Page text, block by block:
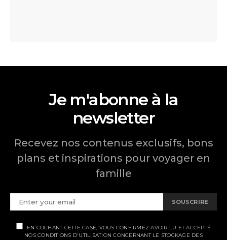
Je m'abonne à la
newsletter
Recevez nos contenus exclusifs, bons
plans et inspirations pour voyager en
famille
SOUSCRIRE
EN COCHANT CETTE CASE, VOUS CONFIRMEZ AVOIR LU ET ACCEPTÉ
NOS CONDITIONS D'UTILISATION CONCERNANT LE STOCKAGE DES